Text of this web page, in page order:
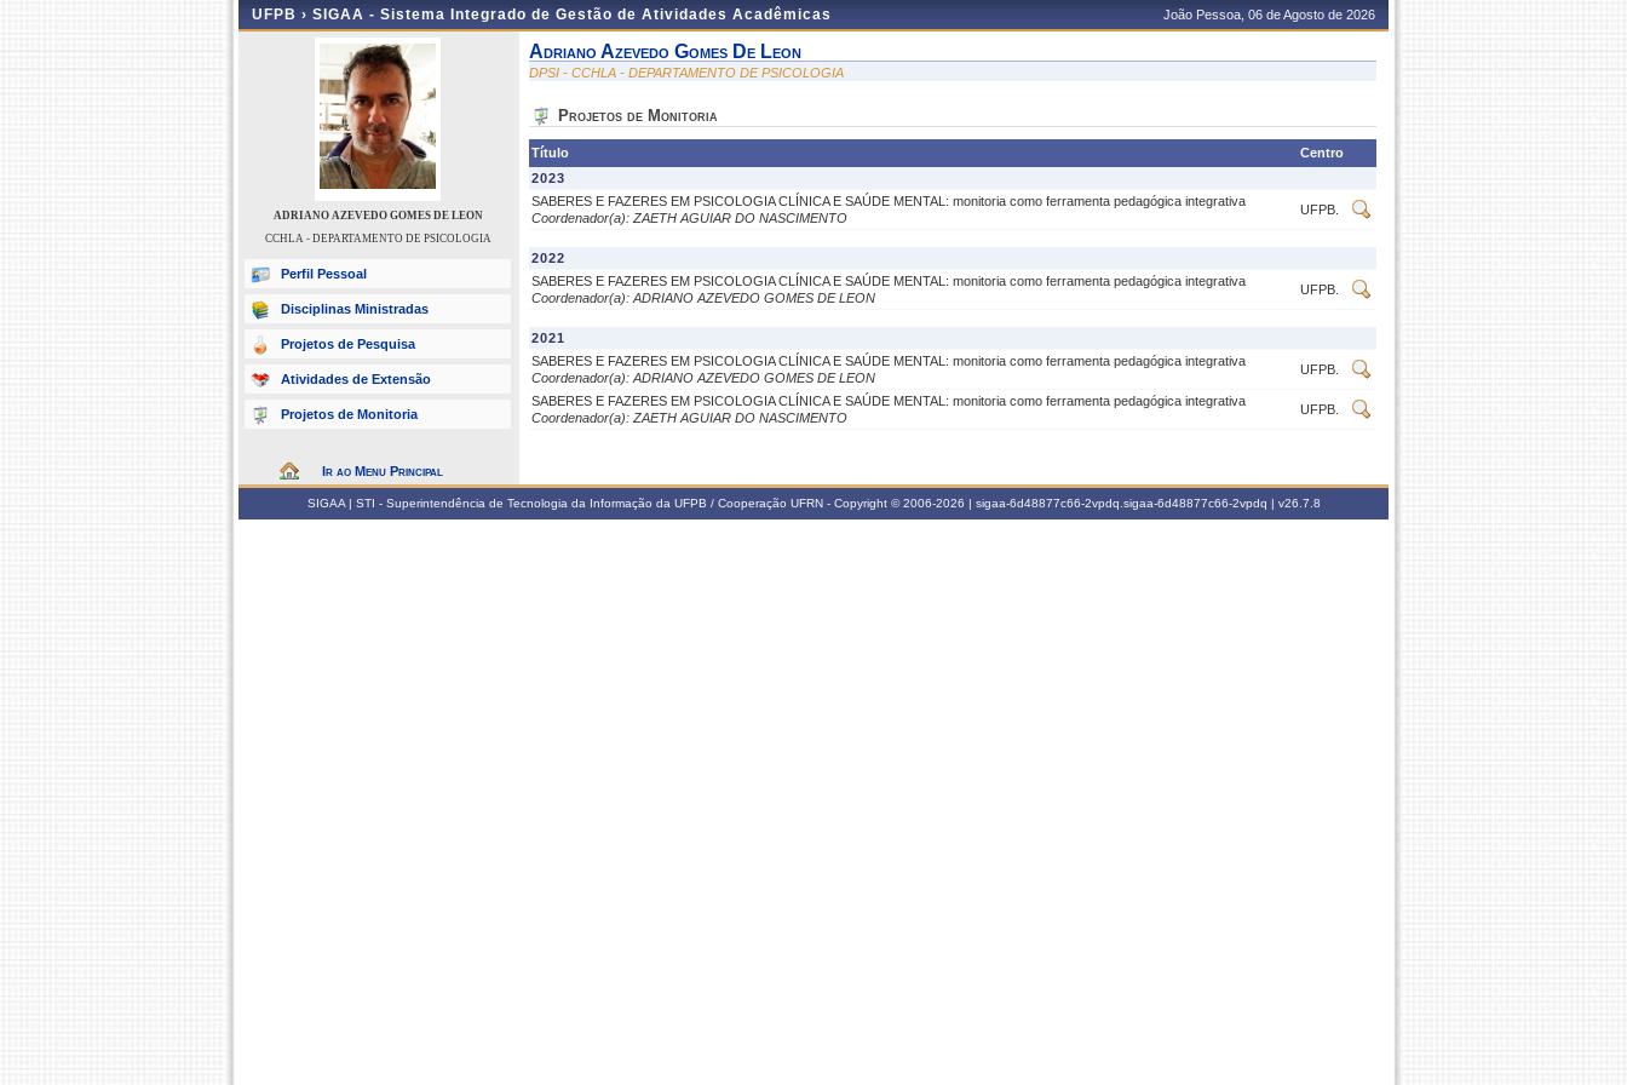
UFPB › SIGAA - Sistema Integrado de Gestão de Atividades Acadêmicas João Pessoa, 06 de Agosto de 2026
ADRIANO AZEVEDO GOMES DE LEON
CCHLA - DEPARTAMENTO DE PSICOLOGIA
Perfil Pessoal
Disciplinas Ministradas
Projetos de Pesquisa
Atividades de Extensão
Projetos de Monitoria
Ir ao Menu Principal
Adriano Azevedo Gomes De Leon
DPSI - CCHLA - DEPARTAMENTO DE PSICOLOGIA
Projetos de Monitoria
Título
Centro
2023
SABERES E FAZERES EM PSICOLOGIA CLÍNICA E SAÚDE MENTAL: monitoria como ferramenta pedagógica integrativa
Coordenador(a): ZAETH AGUIAR DO NASCIMENTO
UFPB.
2022
SABERES E FAZERES EM PSICOLOGIA CLÍNICA E SAÚDE MENTAL: monitoria como ferramenta pedagógica integrativa
Coordenador(a): ADRIANO AZEVEDO GOMES DE LEON
UFPB.
2021
SABERES E FAZERES EM PSICOLOGIA CLÍNICA E SAÚDE MENTAL: monitoria como ferramenta pedagógica integrativa
Coordenador(a): ADRIANO AZEVEDO GOMES DE LEON
UFPB.
SABERES E FAZERES EM PSICOLOGIA CLÍNICA E SAÚDE MENTAL: monitoria como ferramenta pedagógica integrativa
Coordenador(a): ZAETH AGUIAR DO NASCIMENTO
UFPB.
SIGAA | STI - Superintendência de Tecnologia da Informação da UFPB / Cooperação UFRN - Copyright © 2006-2026 | sigaa-6d48877c66-2vpdq.sigaa-6d48877c66-2vpdq | v26.7.8